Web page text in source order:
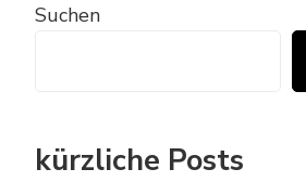
Suchen
kürzliche Posts